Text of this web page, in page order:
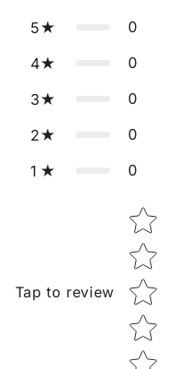
5 0
4 0
3 0
2 0
1 0
Tap to review
Star rating